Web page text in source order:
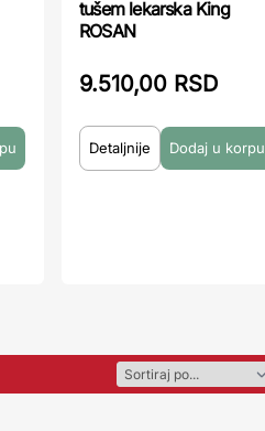
tušem lekarska King
ROSAN
9.510,00 RSD
Detaljnije